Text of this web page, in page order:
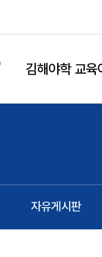
김해야학 교육
자유게시판